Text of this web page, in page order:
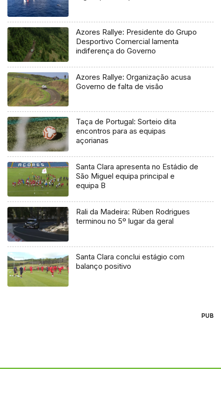
Azores Rallye: Presidente do Grupo
Desportivo Comercial lamenta
indiferença do Governo
Azores Rallye: Organização acusa
Governo de falta de visão
Taça de Portugal: Sorteio dita
encontros para as equipas
açorianas
Santa Clara apresenta no Estádio de
São Miguel equipa principal e
equipa B
Rali da Madeira: Rúben Rodrigues
terminou no 5º lugar da geral
Santa Clara conclui estágio com
balanço positivo
PUB